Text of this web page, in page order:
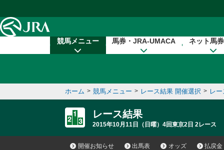
競馬メニュー 馬券・JRA-UMACA ネット馬
ホーム > 競馬メニュー > レース結果 開催選択 > レ
レース結果
2015年10月11日（日曜）4回東京2日 2レース
開催お知らせ 出馬表 オッズ 払戻金